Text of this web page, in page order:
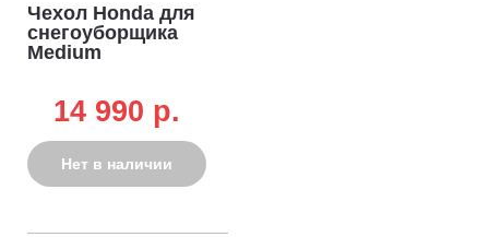
Чехол Honda для
снегоуборщика
Medium
14 990 p.
Нет в наличии